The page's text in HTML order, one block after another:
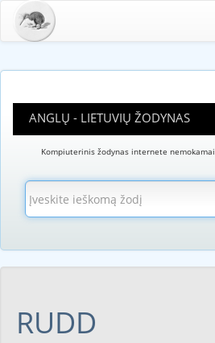
ANGLŲ - LIETUVIŲ ŽODYNAS
Kompiuterinis žodynas internete nemokamai
RUDD